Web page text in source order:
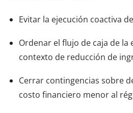
Evitar la ejecución coactiva
Ordenar el flujo de caja de la
contexto de reducción de
Cerrar contingencias sobre
costo financiero menor al